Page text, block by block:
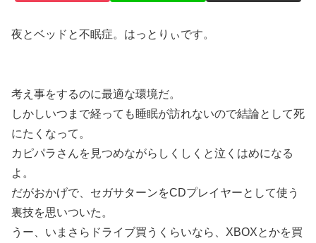
夜とベッドと不眠症。はっとりぃです。
考え事をするのに最適な環境だ。
しかしいつまで経っても睡眠が訪れないので結論として死
にたくなって。
カピパラさんを見つめながらしくしくと泣くはめになる
よ。
だがおかげで、セガサターンをCDプレイヤーとして使う
裏技を思いついた。
うー、いまさらドライブ買うくらいなら、XBOXとかを買